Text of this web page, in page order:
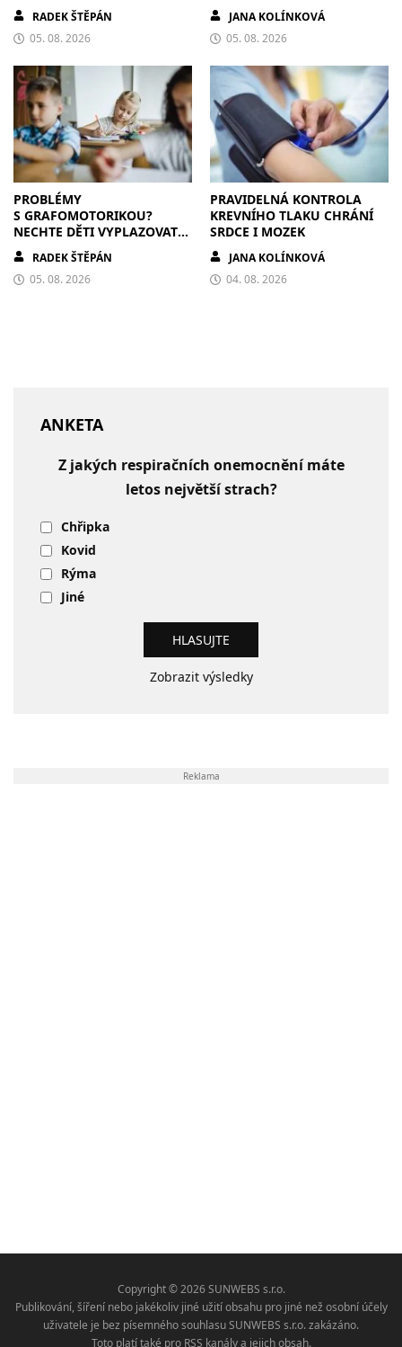
RADEK ŠTĚPÁN
05. 08. 2026
JANA KOLÍNKOVÁ
05. 08. 2026
PROBLÉMY
S GRAFOMOTORIKOU?
NECHTE DĚTI VYPLAZOVAT
JAZYK A MALOVAT PO
ZDECHRADEK ŠTĚPÁN
05. 08. 2026
PRAVIDELNÁ KONTROLA
KREVNÍHO TLAKU CHRÁNÍ
SRDCE I MOZEK
JANA KOLÍNKOVÁ
04. 08. 2026
ANKETA
Z jakých respiračních onemocnění máte
letos největší strach?
Chřipka
Kovid
Rýma
Jiné
Zobrazit výsledky
Reklama
Copyright © 2026 SUNWEBS s.r.o.
Publikování, šíření nebo jakékoliv jiné užití obsahu pro jiné než osobní účely
uživatele je bez písemného souhlasu SUNWEBS s.r.o. zakázáno.
Toto platí také pro RSS kanály a jejich obsah.